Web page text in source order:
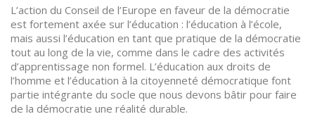
L’action du Conseil de l’Europe en faveur de la démocratie
est fortement axée sur l’éducation : l’éducation à l’école,
mais aussi l’éducation en tant que pratique de la démocratie
tout au long de la vie, comme dans le cadre des activités
d’apprentissage non formel. L’éducation aux droits de
l’homme et l’éducation à la citoyenneté démocratique font
partie intégrante du socle que nous devons bâtir pour faire
de la démocratie une réalité durable.